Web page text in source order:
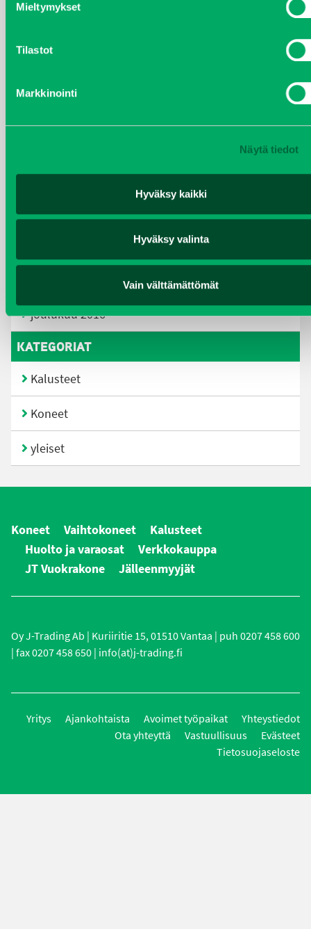
Mieltymykset
Tilastot
Markkinointi
Näytä tiedot
Hyväksy kaikki
Hyväksy valinta
Vain välttämättömät
tammikuu 2018
joulukuu 2017
joulukuu 2016
KATEGORIAT
Kalusteet
Koneet
yleiset
Koneet Vaihtokoneet
Kalusteet
Huolto ja varaosat
Verkkokauppa
JT Vuokrakone
Jälleenmyyjät
Oy J-Trading Ab | Kuriiritie 15, 01510 Vantaa | puh 0207 458 600
| fax 0207 458 650 | info(at)j-trading.fi
Yritys Ajankohtaista Avoimet työpaikat
Yhteystiedot
Ota yhteyttä
Vastuullisuus
Evästeet
Tietosuojaseloste